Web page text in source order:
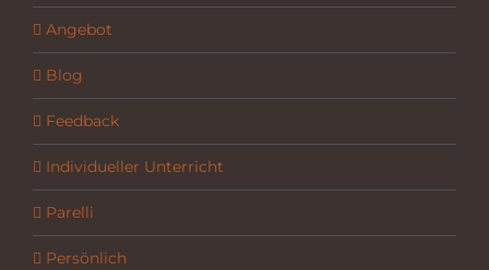
Angebot
Blog
Feedback
Individueller Unterricht
Parelli
Persönlich